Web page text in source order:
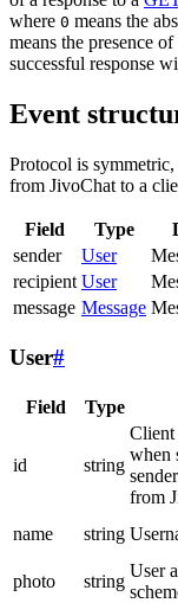
where 0 means the
means the presence
successful response
Event
Protocol is
from JivoChat to a
Field Type
sender
User
recipient User
message Message
User#
Field Type
id string
Client
when
from
name string
photo
string
User